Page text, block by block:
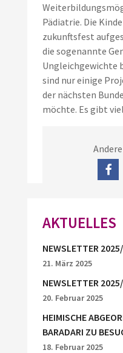
Pädiatrie. Die
zukunftsfest
die sogenannte
Ungleichgewichte
sind nur einige
der nächsten
möchte. Es gibt
AKTUELLES
NEWSLETTER
21. März 2025
NEWSLETTER
20. Februar 2025
HEIMISCHE
BARADARI ZU
18. Februar 2025